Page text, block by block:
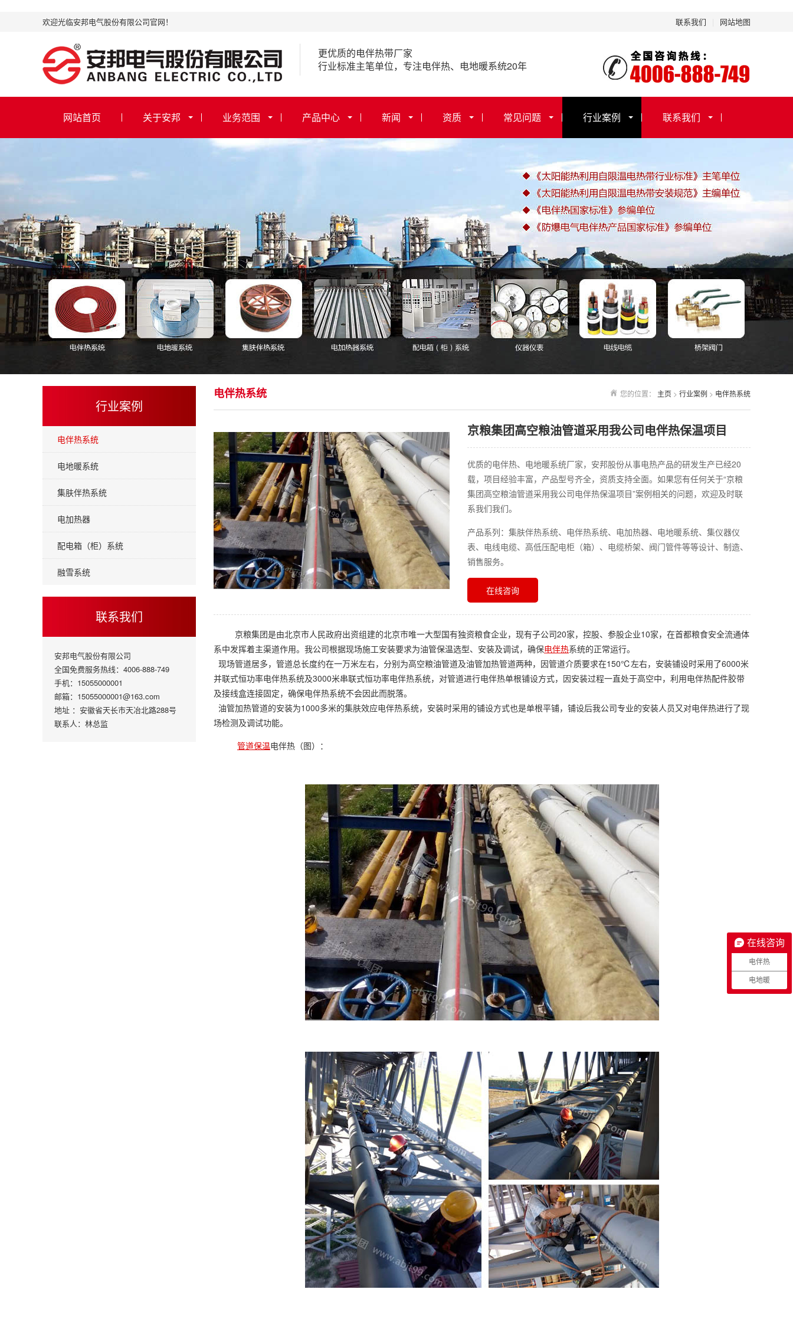
联系我们 网站地图
欢迎光临安邦电气股份有限公司官网！
更优质的电伴热带厂家
行业标准主笔单位，专注电伴热、电地暖系统20年
网站首页 关于安邦 业务范围 产品中心 新闻 资质 常见问题 行业案例 联系我们
行业案例
电伴热系统
电地暖系统
集肤伴热系统
电加热器
配电箱（柜）系统
融雪系统
联系我们
安邦电气股份有限公司
全国免费服务热线：4006-888-749
手机：15055000001
邮箱：15055000001@163.com
地址 ：安徽省天长市天冶北路288号
联系人：林总监
您的位置： 主页 > 行业案例 > 电伴热系统
电伴热系统
京粮集团高空粮油管道采用我公司电伴热保温项目
优质的电伴热、电地暖系统厂家，安邦股份从事电热产品的研发生产已经20
载，项目经验丰富，产品型号齐全，资质支持全面。如果您有任何关于“京粮
集团高空粮油管道采用我公司电伴热保温项目”案例相关的问题，欢迎及时联
系我们我们。
产品系列：集肤伴热系统、电伴热系统、电加热器、电地暖系统、集仪器仪
表、电线电缆、高低压配电柜（箱）、电缆桥架、阀门管件等等设计、制造、
销售服务。
在线咨询
京粮集团是由北京市人民政府出资组建的北京市唯一大型国有独资粮食企业，现有子公司20家，控股、参股企业10家，在首都粮食安全流通体
系中发挥着主渠道作用。我公司根据现场施工安装要求为油管保温选型、安装及调试，确保电伴热系统的正常运行。
现场管道居多，管道总长度约在一万米左右，分别为高空粮油管道及油管加热管道两种，因管道介质要求在150℃左右，安装铺设时采用了6000米
并联式恒功率电伴热系统及3000米串联式恒功率电伴热系统，对管道进行电伴热单根铺设方式，因安装过程一直处于高空中，利用电伴热配件胶带
及接线盒连接固定，确保电伴热系统不会因此而脱落。
油管加热管道的安装为1000多米的集肤效应电伴热系统，安装时采用的铺设方式也是单根平铺，铺设后我公司专业的安装人员又对电伴热进行了现
场检测及调试功能。
管道保温电伴热（图）：
在线咨询
电伴热
电地暖